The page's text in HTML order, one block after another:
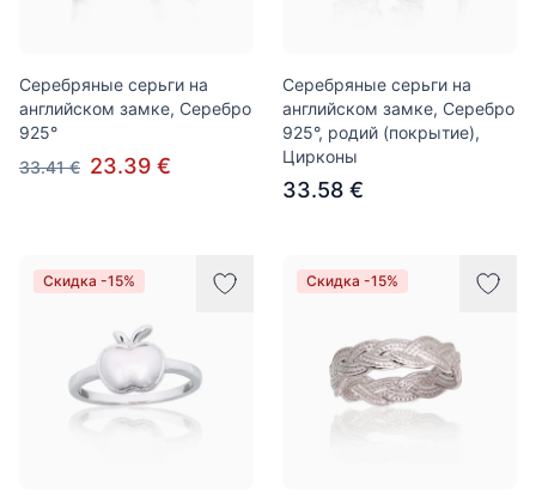
Серебряные серьги на
английском замке, Серебро
925°
33.41 € 23.39 €
Серебряные серьги на
английском замке, Серебро
925°, родий (покрытие),
Цирконы
33.58 €
Скидка -15% Скидка -15%